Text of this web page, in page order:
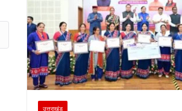
उत्तराखंड